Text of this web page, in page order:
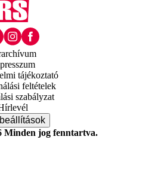
tájékoztató
feltételek
szabályzat
Minden jog fenntartva.